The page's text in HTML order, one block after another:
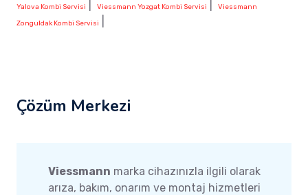
Yalova Kombi Servisi
Viessmann Yozgat Kombi Servisi
Viessmann
Zonguldak Kombi Servisi
Çözüm Merkezi
Viessmann marka cihazınızla ilgili olarak
arıza, bakım, onarım ve montaj hizmetleri